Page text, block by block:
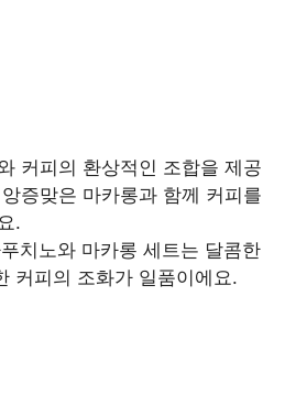
커피의 환상적인 조합을 제공
증맞은 마카롱과 함께 커피를
.
치노와 마카롱 세트는 달콤한
커피의 조화가 일품이에요.